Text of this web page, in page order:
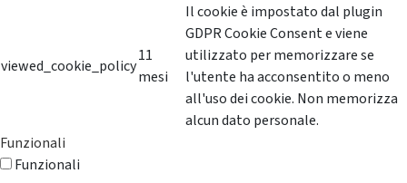
viewed_cookie_policy
11
mesi
Il cookie è impostato dal plugin
GDPR Cookie Consent e viene
utilizzato per memorizzare se
l'utente ha acconsentito o meno
all'uso dei cookie. Non memorizza
alcun dato personale.
Funzionali
Funzionali